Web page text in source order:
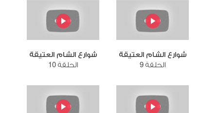
شوارع الشام العتيقة
الحلقة 9
شوارع الشام العتيقة
الحلقة 10